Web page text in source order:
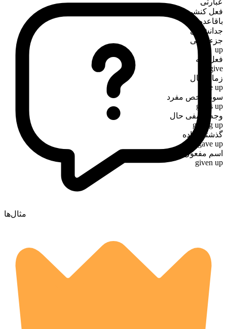
فعل کنشی
باقاعده
جدانشدنی
جزء فعلی
up
فعل پایه
give
زمان حال
give up
سوم‌شخص مفرد
gives up
وجه وصفی حال
giving up
گذشته ساده
gave up
اسم مفعول
given up
مثال‌ها